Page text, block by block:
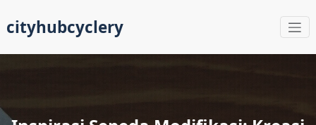
content
cityhubcyclery